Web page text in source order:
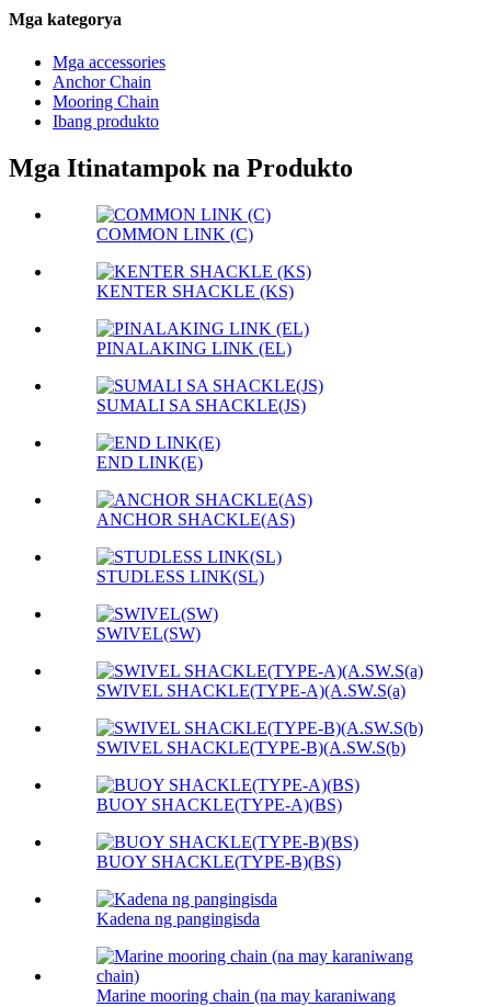
Mga kategorya
Mga accessories
Anchor Chain
Mooring Chain
Ibang produkto
Mga Itinatampok na Produkto
COMMON LINK (C)
KENTER SHACKLE (KS)
PINALAKING LINK (EL)
SUMALI SA SHACKLE(JS)
END LINK(E)
ANCHOR SHACKLE(AS)
STUDLESS LINK(SL)
SWIVEL(SW)
SWIVEL SHACKLE(TYPE-A)(A.SW.S(a)
SWIVEL SHACKLE(TYPE-B)(A.SW.S(b)
BUOY SHACKLE(TYPE-A)(BS)
BUOY SHACKLE(TYPE-B)(BS)
Kadena ng pangingisda
Marine mooring chain (na may karaniwang